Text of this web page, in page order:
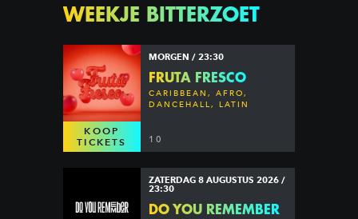
WEEKJE BITTERZOET
KOOP
TICKETS
MORGEN / 23:30
FRUTA FRESCO
CARIBBEAN, AFRO,
DANCEHALL, LATIN
10
ZATERDAG 8 AUGUSTUS 2026 /
23:30
DO YOU REMEMBER